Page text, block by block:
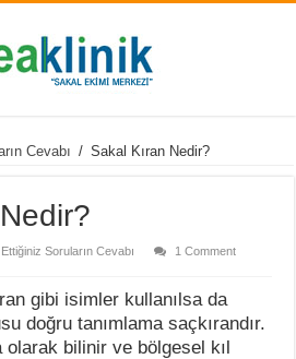
Cevabı / Sakal Kıran Nedir?
Soruların Cevabı
1 Comment
gibi isimler kullanılsa da
doğru tanımlama saçkırandır.
olarak bilinir ve bölgesel kıl